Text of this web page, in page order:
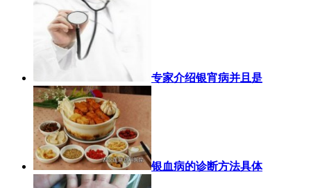
专家介绍银宵病并且是
银血病的诊断方法具体